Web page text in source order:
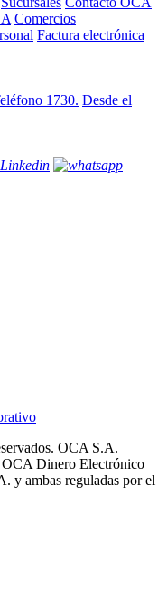
Comercios
Factura electrónica
1730. Desde el
OCA S.A.
OCA Dinero Electrónico
y ambas reguladas por el